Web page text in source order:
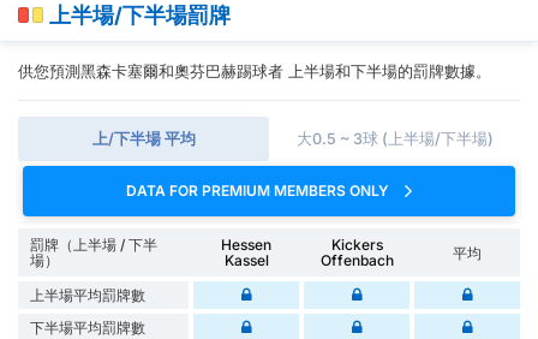
上半場/下半場罰牌
供您預測黑森卡塞爾和奧芬巴赫踢球者 上半場和下半場的罰牌數據。
上/下半場 平均 大0.5 ~ 3球 (上半場/下半場)
DATA FOR PREMIUM MEMBERS ONLY
罰牌（上半場 / 下半
場）
Hessen
Kassel
Kickers
Offenbach
平均
上半場平均罰牌數
下半場平均罰牌數